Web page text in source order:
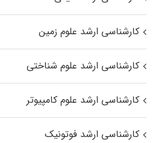
کارشناسی ارشد علوم زمین
کارشناسی ارشد علوم شناختی
کارشناسی ارشد علوم کامپیوتر
کارشناسی ارشد فوتونیک